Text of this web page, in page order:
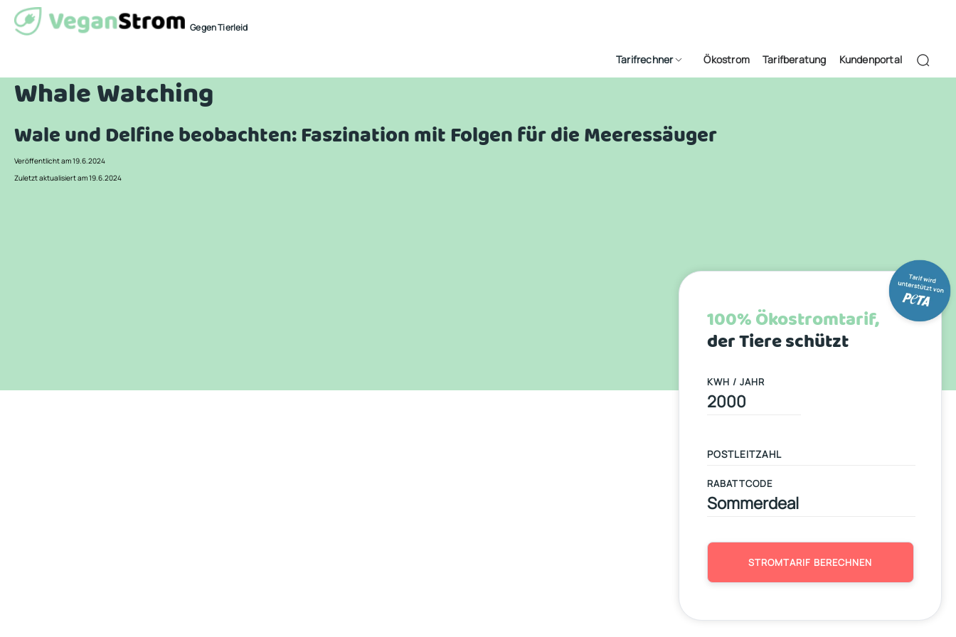
Gegen Tierleid
Tarifrechner Ökostrom Tarifberatung Kundenportal
Whale Watching
Wale und Delfine beobachten: Faszination mit Folgen für die Meeressäuger
Veröffentlicht am 19.6.2024
Zuletzt aktualisiert am 19.6.2024
100% Ökostromtarif,
der Tiere schützt
KWH / JAHR
RABATTCODE
STROMTARIF BERECHNEN